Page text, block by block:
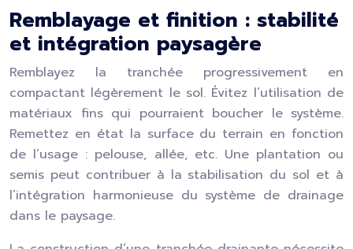
Remblayage et finition : stabilité
et intégration paysagère
Remblayez la tranchée progressivement en
compactant légèrement le sol. Évitez l’utilisation de
matériaux fins qui pourraient boucher le système.
Remettez en état la surface du terrain en fonction
de l’usage : pelouse, allée, etc. Une plantation ou
semis peut contribuer à la stabilisation du sol et à
l’intégration harmonieuse du système de drainage
dans le paysage.